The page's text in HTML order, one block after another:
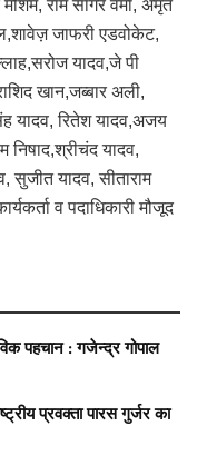
राम सागर वर्मा, अमृत
जाफरी एडवोकेट,
यादव,जे पी
खान,जब्बार अली,
यादव, रितेश यादव,अजय
निषाद,श्रीचंद यादव,
सुजीत यादव, सीताराम
व पदाधिकारी मौजूद
पहचान : गजेन्द्र गोपाल
प्रवक्ता पारस गुर्जर का